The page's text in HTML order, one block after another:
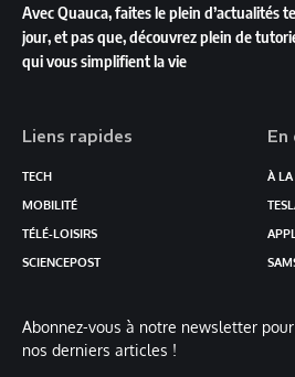
Avec Quauca, faites le plein d’actualités
jour, et pas que, découvrez plein de
qui vous simplifient la vie
Liens rapides
TECH
MOBILITÉ
TÉLÉ-LOISIRS
SCIENCEPOST
En
À
Abonnez-vous à notre newsletter
nos derniers articles !